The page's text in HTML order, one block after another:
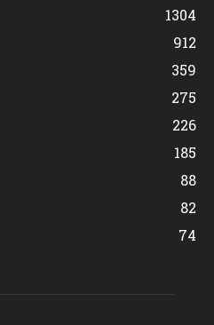
1304
912
359
275
226
185
88
82
74